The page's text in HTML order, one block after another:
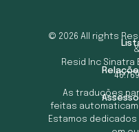
© 2026 All rights
Resid Inc Sinatra
As traduções
feitas
Estamos